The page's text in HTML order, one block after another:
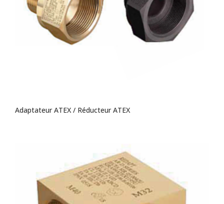
Adaptateur ATEX / Réducteur ATEX